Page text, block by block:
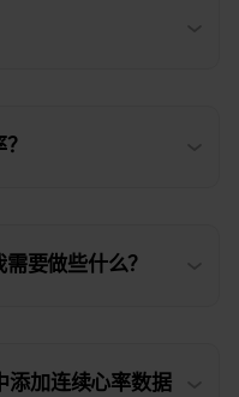
要做些什么？
添加连续心率数据